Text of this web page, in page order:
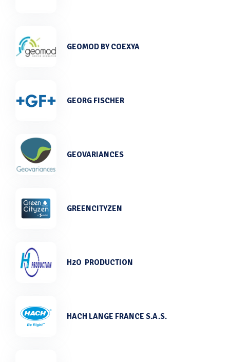
GEOMOD BY COEXYA
GEORG FISCHER
GEOVARIANCES
GREENCITYZEN
H2O PRODUCTION
HACH LANGE FRANCE S.A.S.